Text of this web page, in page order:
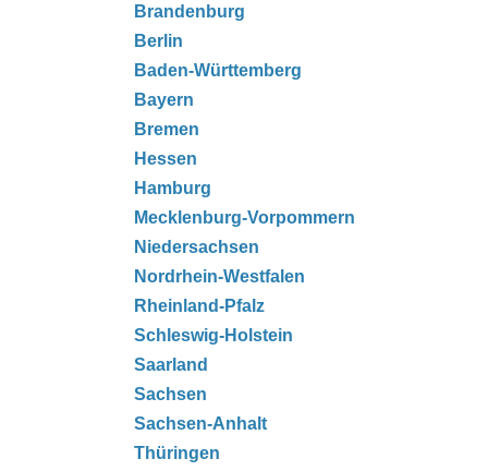
Brandenburg
Berlin
Baden-Württemberg
Bayern
Bremen
Hessen
Hamburg
Mecklenburg-Vorpommern
Niedersachsen
Nordrhein-Westfalen
Rheinland-Pfalz
Schleswig-Holstein
Saarland
Sachsen
Sachsen-Anhalt
Thüringen